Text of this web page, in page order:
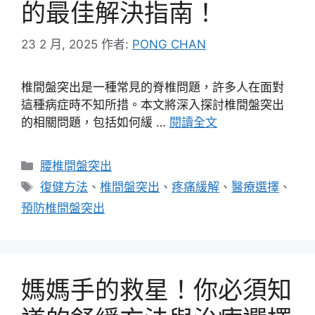
的最佳解決指南！
23 2 月, 2025 作者: PONG CHAN
椎間盤突出是一種常見的脊椎問題，許多人在面對
這種病症時不知所措。本文將深入探討椎間盤突出
的相關問題，包括如何緩 … 閱讀全文
分
類
腰椎間盤突出
標
籤
復健方法 、椎間盤突出 、疼痛緩解 、醫療選擇 、
預防椎間盤突出
媽媽手的救星！你必須知